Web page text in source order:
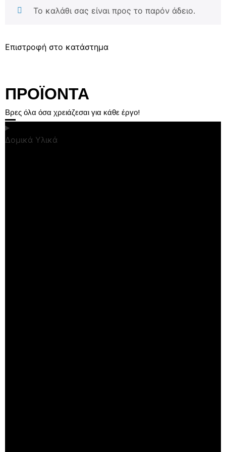
Το καλάθι σας είναι προς το παρόν άδειο.
Επιστροφή στο κατάστημα
ΠΡΟΪΟΝΤΑ
Βρες όλα όσα χρειάζεσαι για κάθε έργο!
Δομικά Υλικά